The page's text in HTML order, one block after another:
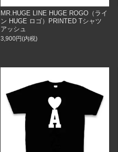
MR.HUGE LINE HUGE ROGO（ライ
ン HUGE ロゴ）PRINTED Tシャツ
アッシュ
3,900円(内税)